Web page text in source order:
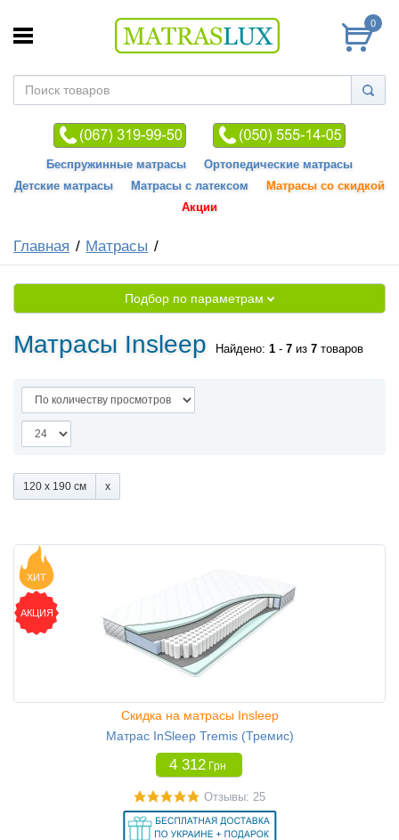
0
Беспружинные матрасы
Ортопедические матрасы
Детские матрасы
Матрасы с латексом
Матрасы со скидкой
Акции
Главная Матрасы
Подбор по параметрам
Матрасы Insleep Найдено: 1 - 7 из 7 товаров
120 x 190 см
ХИТ
АКЦИЯ
Скидка на матрасы Insleep
Матрас InSleep Tremis (Тремис)
4 312 Грн
Отзывы: 25